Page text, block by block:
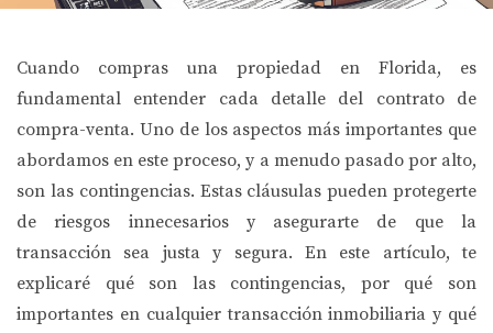
Cuando compras una propiedad en Florida, es
fundamental entender cada detalle del contrato de
compra-venta. Uno de los aspectos más importantes que
abordamos en este proceso, y a menudo pasado por alto,
son las contingencias. Estas cláusulas pueden protegerte
de riesgos innecesarios y asegurarte de que la
transacción sea justa y segura. En este artículo, te
explicaré qué son las contingencias, por qué son
importantes en cualquier transacción inmobiliaria y qué